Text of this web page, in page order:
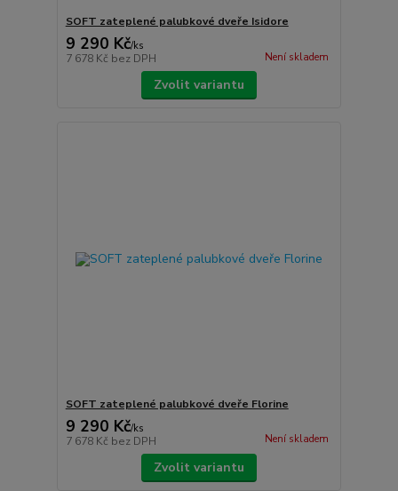
SOFT zateplené palubkové dveře Isidore
9 290 Kč/ks
7 678 Kč bez DPH Není skladem
Zvolit variantu
SOFT zateplené palubkové dveře Florine
9 290 Kč/ks
7 678 Kč bez DPH Není skladem
Zvolit variantu